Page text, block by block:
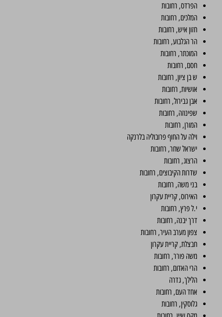
הפרדס, רחובות
המלכים, רחובות
חזון איש, רחובות
הר הגלבוע, רחובות
המוכתר, רחובות
חסם, רחובות
ש בן ציון, רחובות
אושיות, רחובות
אבן גבירול, רחובות
שפינוזה, רחובות
המורן, רחובות
וילה על החוף פרובוליה בלרנקה
ישראל שחר, רחובות
הרצוג, רחובות
שדרות הקיבוצים, רחובות
בני משה, רחובות
האירוס, קריית עקרון
י.ל פרץ, רחובות
דרך יבנה, רחובות
צפון מערב העיר, רחובות
חבצלת, קריית עקרון
משה פורר, רחובות
הרי האדום, רחובות
הלילך, גדרה
אחד העם, רחובות
גלוסקין, רחובות